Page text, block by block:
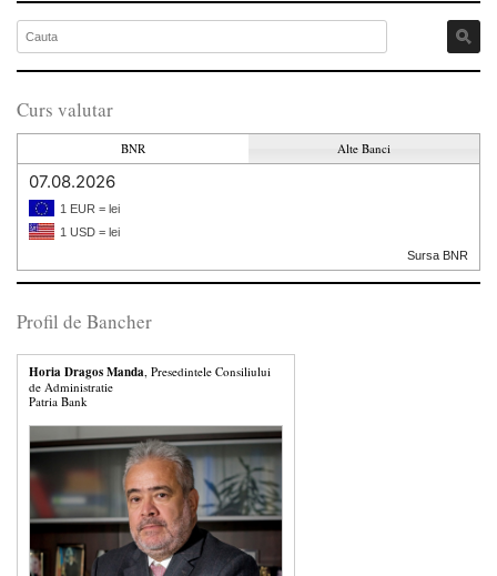
Curs valutar
BNR Alte Banci
07.08.2026
1 EUR = lei
1 USD = lei
Sursa BNR
Profil de Bancher
Horia Dragos Manda , Presedintele Consiliului
de Administratie
Patria Bank